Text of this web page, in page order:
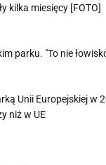
kilka miesięcy [FOTO]
parku. "To nie
Unii Europejskiej w
niż w UE